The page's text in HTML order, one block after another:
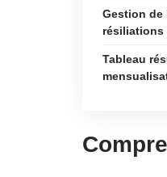
Gestion de
résiliations
Tableau